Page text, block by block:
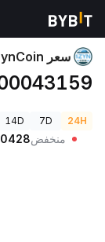
أسعار العملات الرقمية
سعر ZynCoin
24H
7D
14D
منخفض